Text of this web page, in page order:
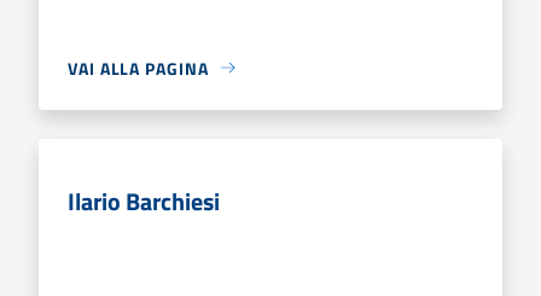
VAI ALLA PAGINA
Ilario Barchiesi